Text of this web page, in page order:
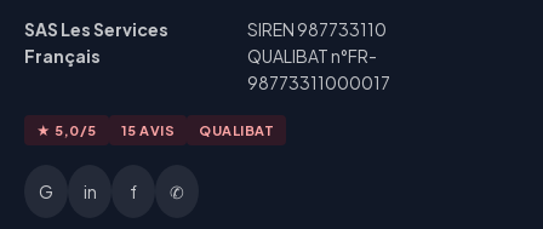
SAS Les Services
Français
SIREN 987733110
QUALIBAT n°FR-
98773311000017
★ 5,0/5 15 AVIS QUALIBAT
G in f ✆